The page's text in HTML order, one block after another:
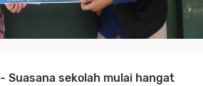
- Suasana sekolah mulai hangat